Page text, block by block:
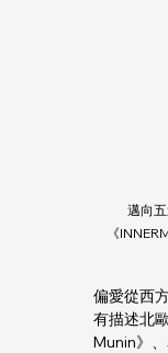
邁向
《
偏愛從西
有描述北
Munin》